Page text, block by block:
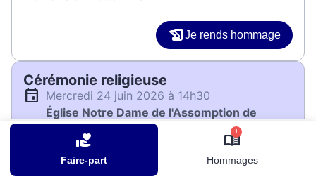
Faire-part
1
Hommages
Je rends hommage
Cérémonie religieuse
mercredi 24 juin 2026 à 14h30
Église Notre Dame de l'Assomption de
Sotteville-lès-Rouen
55 Rue de Paris
76300 Sotteville-lès-Rouen